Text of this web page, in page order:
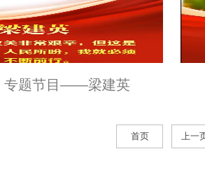
专题节目——梁建英
首页 上一